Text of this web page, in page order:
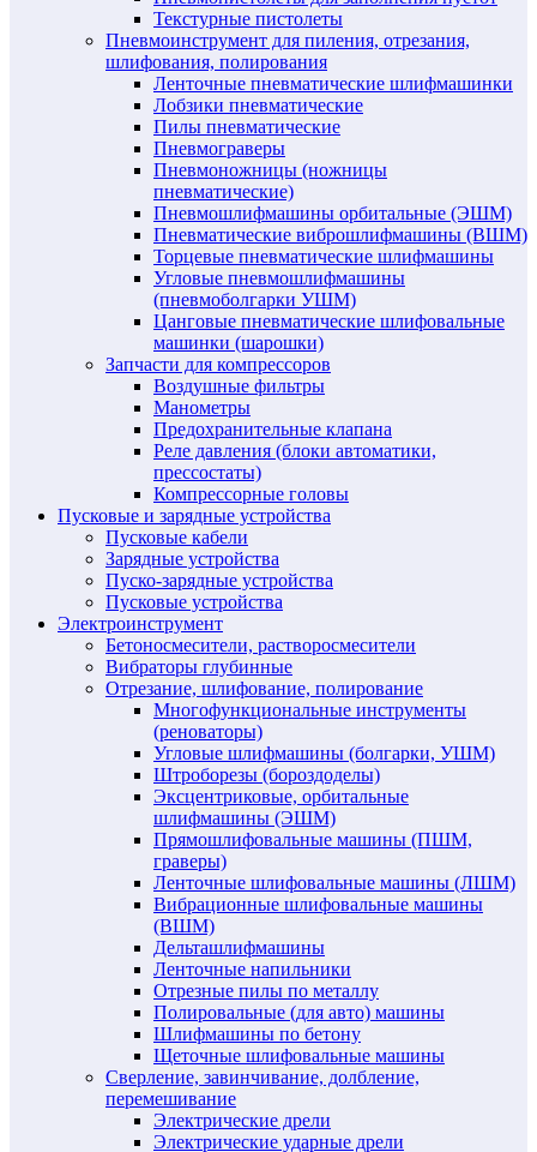
Текстурные пистолеты
Пневмоинструмент для пиления, отрезания,
шлифования, полирования
Ленточные пневматические шлифмашинки
Лобзики пневматические
Пилы пневматические
Пневмограверы
Пневмоножницы (ножницы
пневматические)
Пневмошлифмашины орбитальные (ЭШМ)
Пневматические виброшлифмашины (ВШМ)
Торцевые пневматические шлифмашины
Угловые пневмошлифмашины
(пневмоболгарки УШМ)
Цанговые пневматические шлифовальные
машинки (шарошки)
Запчасти для компрессоров
Воздушные фильтры
Манометры
Предохранительные клапана
Реле давления (блоки автоматики,
прессостаты)
Компрессорные головы
Пусковые и зарядные устройства
Пусковые кабели
Зарядные устройства
Пуско-зарядные устройства
Пусковые устройства
Электроинструмент
Бетоносмесители, растворосмесители
Вибраторы глубинные
Отрезание, шлифование, полирование
Многофункциональные инструменты
(реноваторы)
Угловые шлифмашины (болгарки, УШМ)
Штроборезы (бороздоделы)
Эксцентриковые, орбитальные
шлифмашины (ЭШМ)
Прямошлифовальные машины (ПШМ,
граверы)
Ленточные шлифовальные машины (ЛШМ)
Вибрационные шлифовальные машины
(ВШМ)
Дельташлифмашины
Ленточные напильники
Отрезные пилы по металлу
Полировальные (для авто) машины
Шлифмашины по бетону
Щеточные шлифовальные машины
Сверление, завинчивание, долбление,
перемешивание
Электрические дрели
Электрические ударные дрели